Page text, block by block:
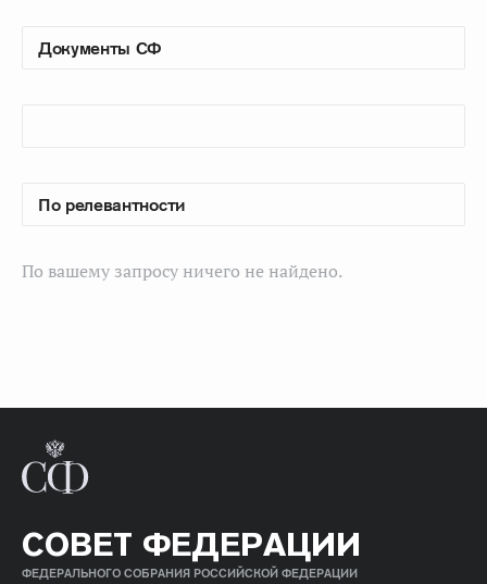
По вашему запросу ничего не найдено.
СОВЕТ ФЕДЕРАЦИИ
ФЕДЕРАЛЬНОГО СОБРАНИЯ РОССИЙСКОЙ ФЕДЕРАЦИИ